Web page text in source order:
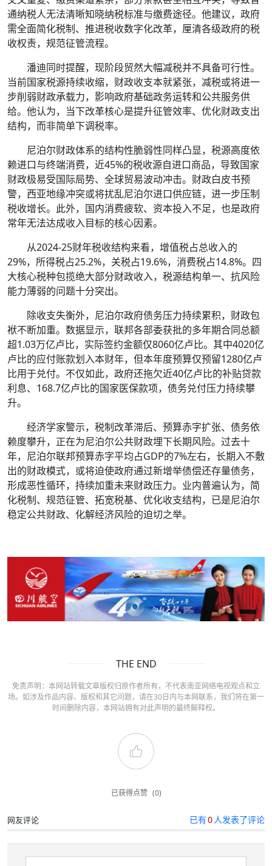
通纳税人无法清晰知晓纳税标准与缴费途径。他建议，政府
需全面简化税制、推进税收数字化改革，厘清各级政府的税
收权责，规范征管流程。
潘迪同时提醒，现阶段贸然大幅减税并不具备可行性。
当前国家税源持续收缩，财政收支本就紧张，减税或将进一
步削弱财政承载力，影响政府基础政务运转和公共服务供
给。他认为，当下改革核心是提升征管效率、优化财政支出
结构，而非简单下调税率。
尼泊尔财政体系的结构性脆弱性同样凸显，税源高度依
赖进口与终端消费，近45%的税收源自进口商品，导致国家
财政极易受国际局势、全球贸易波动冲击。财政白皮书预
警，西亚地缘冲突或将扰乱尼泊尔进口供应链，进一步压制
税收增长。此外，国内消费疲软、资本投入不足，也是政府
常年无法达成收入目标的核心因素。
从2024-25财年税收结构来看，增值税占总收入的
29%，所得税占25.2%，关税占19.6%，消费税占14.8%。四
大核心税种包揽绝大部分财政收入，税源结构单一、抗风险
能力薄弱的问题十分突出。
除收支失衡外，尼泊尔政府债务压力持续累积，财政包
袱不断加重。数据显示，联邦各部委获批的多年期合同总额
超1.03万亿卢比，实际签约金额仅8060亿卢比。其中4020亿
卢比的应付账款划入本财年，但本年度预算仅预留1280亿卢
比用于兑付。不仅如此，政府还拖欠近40亿卢比的补贴贷款
利息、168.7亿卢比的国家医保款项，债务兑付压力持续攀
升。
经济学家警示，税制改革滞后、预算赤字扩张、债务依
赖度攀升，正在为尼泊尔公共财政埋下长期风险。过去十
年，尼泊尔联邦预算赤字平均占GDP的7%左右，长期入不敷
出的财政模式，或将迫使政府通过新增举债偿还存量债务，
形成恶性循环，持续加重未来财政压力。业内普遍认为，简
化税制、规范征管、拓宽税基、优化收支结构，已是尼泊尔
稳定公共财政、化解经济风险的迫切之举。
THE END
免责声明：本网站转载文章版权归原作者所有，不代表南亚网络电视观点和立
场。如涉及作品内容、版权和其它问题，请在30日内与本网联系，我们将在第一
时间删除内容，本网站拥有对此声明的最终解释权。
已获得点赞 (0)
网友评论 已有0人发表了评论